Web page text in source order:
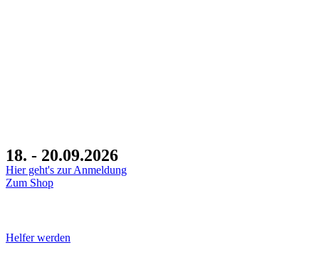
18. - 20.09.2026
Hier geht's zur Anmeldung
Zum Shop
Helfer werden